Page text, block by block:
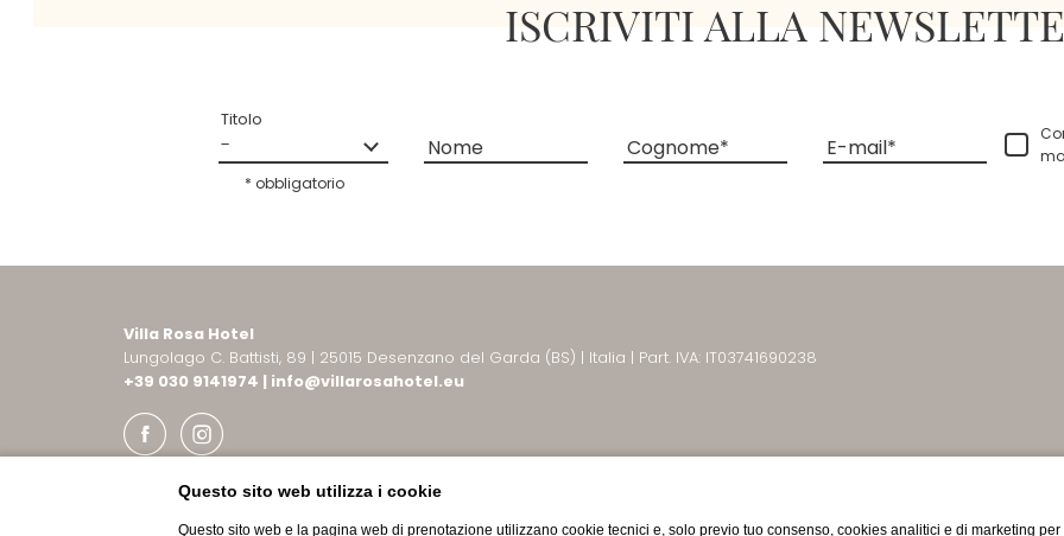
ISCRIVITI ALLA
Titolo
Nome Cognome E-mail
* obbligatorio
Villa Rosa Hotel
Lungolago C. Battisti, 89 | 25015 Desenzano del Garda (BS) | Italia | Part. IVA: IT03741690238
+39 030 9141974 | info@villarosahotel.eu
Imprint Privacy Impostazioni privacy Sitemap © 2026 Villa Rosa Hotel
Questo sito web utilizza i cookie
Questo sito web e la pagina web di prenotazione utilizzano cookie tecnici e, solo previo tuo consenso, cookies analitici e di marketing